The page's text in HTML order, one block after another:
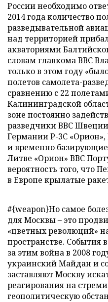
России необходимо
2014 года количество
разведывательной
над территорией
акваториями
словам главкома ВВС
только в этом году
полетов самолета-
сравнению с 22
Калининградской
зоне постоянно
разведчики ВВС
Германии P-3C
и временно
Литве «Орион» ВВС
вероятность того, что
в Европе крылатые
#{weapon}Но самое
для Москвы– это
«цветных революций»
пространстве. События
за этим война в 2008
украинский Майдан и
заставляют Москву
реагирования на
геополитическую